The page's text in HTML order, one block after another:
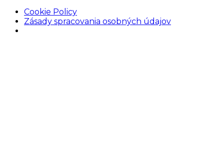
Cookie Policy
Zásady spracovania osobných údajov